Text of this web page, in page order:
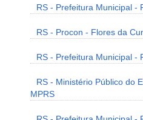
RS - Prefeitura Municipal -
RS - Procon - Flores da
RS - Prefeitura Municipal -
RS - Ministério Público do
MPRS